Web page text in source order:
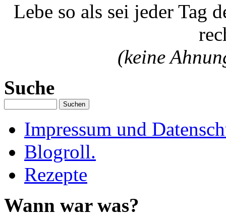
Lebe so als sei jeder Tag
(keine
Suche
Impressum und
Blogroll.
Rezepte
Wann war was?